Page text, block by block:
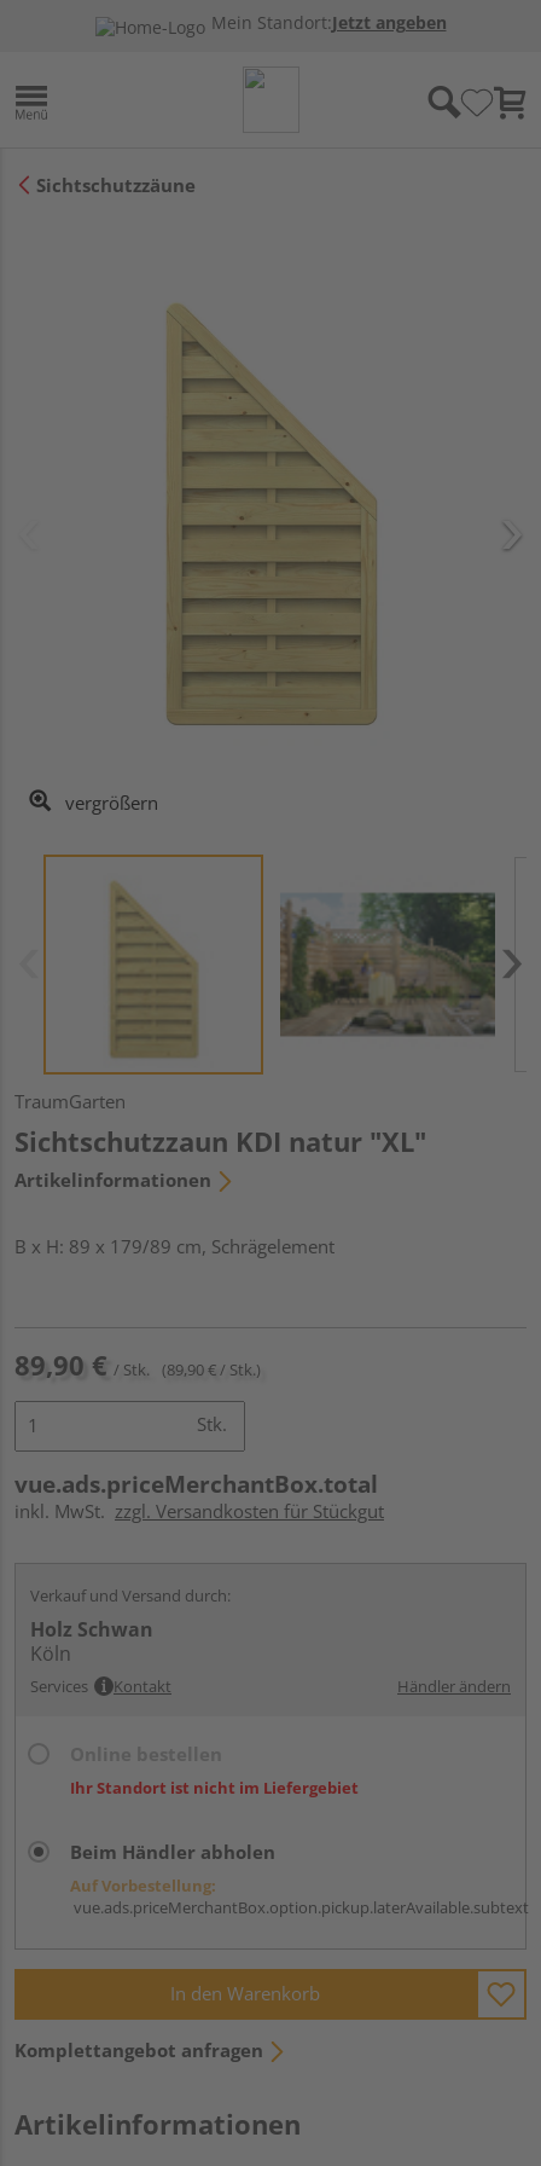
Mein Standort:Jetzt angeben
Sichtschutzzäune
vergrößern
TraumGarten
Sichtschutzzaun KDI natur "XL"
Artikelinformationen
B x H: 89 x 179/89 cm, Schrägelement
89,90 € / Stk. (89,90 € / Stk.)
Stk.
vue.ads.priceMerchantBox.total
inkl. MwSt. zzgl. Versandkosten für Stückgut
Verkauf und Versand durch:
Holz Schwan
Köln
Services Kontakt Händler ändern
Ihr Standort ist nicht im Liefergebiet
Beim Händler abholen
Auf Vorbestellung:
vue.ads.priceMerchantBox.option.pickup.laterAvailable.subtext
In den Warenkorb
Komplettangebot anfragen
Artikelinformationen